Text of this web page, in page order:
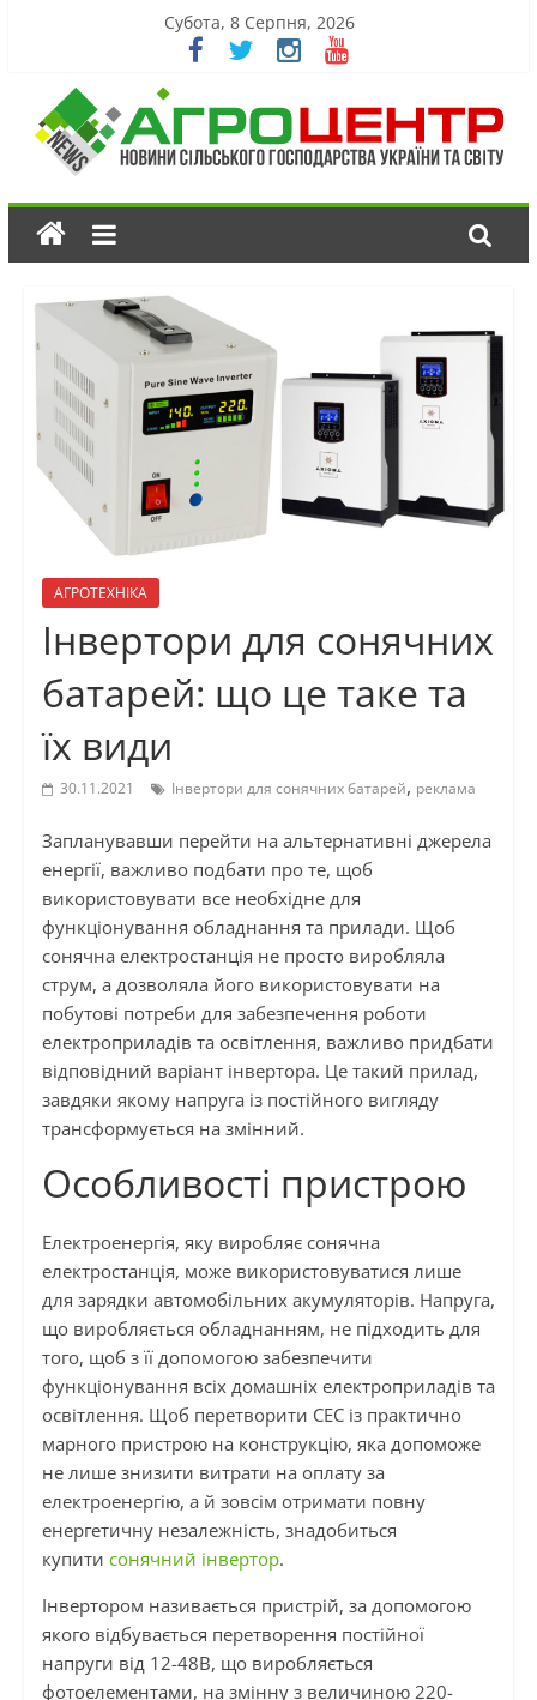
Субота, 8 Серпня, 2026
АГРОТЕХНІКА
Інвертори для сонячних
батарей: що це таке та
їх види
30.11.2021 Інвертори для сонячних батарей, реклама
Запланувавши перейти на альтернативні джерела
енергії, важливо подбати про те, щоб
використовувати все необхідне для
функціонування обладнання та прилади. Щоб
сонячна електростанція не просто виробляла
струм, а дозволяла його використовувати на
побутові потреби для забезпечення роботи
електроприладів та освітлення, важливо придбати
відповідний варіант інвертора. Це такий прилад,
завдяки якому напруга із постійного вигляду
трансформується на змінний.
Особливості пристрою
Електроенергія, яку виробляє сонячна
електростанція, може використовуватися лише
для зарядки автомобільних акумуляторів. Напруга,
що виробляється обладнанням, не підходить для
того, щоб з її допомогою забезпечити
функціонування всіх домашніх електроприладів та
освітлення. Щоб перетворити СЕС із практично
марного пристрою на конструкцію, яка допоможе
не лише знизити витрати на оплату за
електроенергію, а й зовсім отримати повну
енергетичну незалежність, знадобиться
купити сонячний інвертор.
Інвертором називається пристрій, за допомогою
якого відбувається перетворення постійної
напруги від 12-48В, що виробляється
фотоелементами, на змінну з величиною 220-